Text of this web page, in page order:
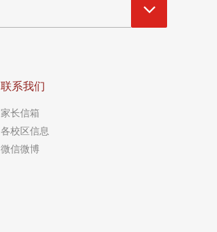
联系我们
家长信箱
各校区信息
微信微博